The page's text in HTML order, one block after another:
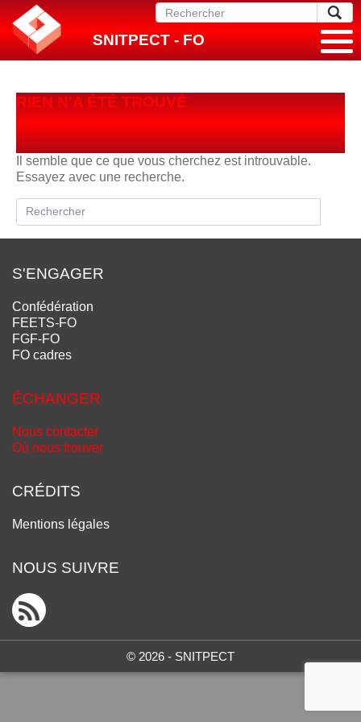
SNITPECT - FO
RIEN N'A ÉTÉ TROUVÉ
Il semble que ce que vous cherchez est introuvable.
Essayez avec une recherche.
S'ENGAGER
Confédération
FEETS-FO
FGF-FO
FO cadres
ÉCHANGER
Nous contacter
Où nous trouver
CRÉDITS
Mentions légales
NOUS SUIVRE
© 2026 - SNITPECT